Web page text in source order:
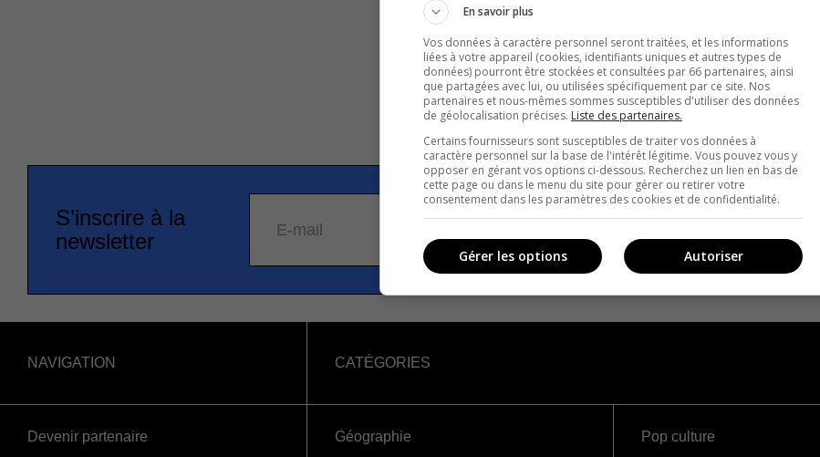
S’inscrire à la
newsletter
E-mail
NAVIGATION
Devenir partenaire
CATÉGORIES
Géographie
Pop culture
En savoir plus
Vos données à caractère personnel seront traitées, et les informations
liées à votre appareil (cookies, identifiants uniques et autres types de
données) pourront être stockées et consultées par 66 partenaires, ainsi
que partagées avec lui, ou utilisées spécifiquement par ce site. Nos
partenaires et nous-mêmes sommes susceptibles d'utiliser des données
de géolocalisation précises. Liste des partenaires.
Certains fournisseurs sont susceptibles de traiter vos données à
caractère personnel sur la base de l'intérêt légitime. Vous pouvez vous y
opposer en gérant vos options ci-dessous. Recherchez un lien en bas de
cette page ou dans le menu du site pour gérer ou retirer votre
consentement dans les paramètres des cookies et de confidentialité.
Autoriser
Gérer les options